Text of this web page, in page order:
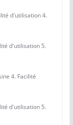
d'utilisation 4.
d'utilisation 5.
4. Facilité
d'utilisation 5.